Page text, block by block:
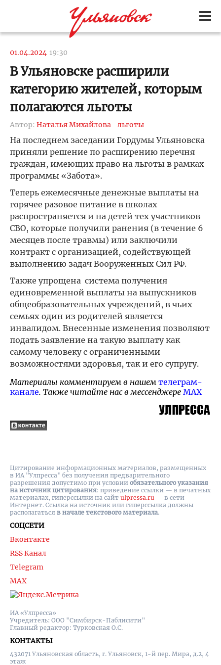
01.04.2024 19:30
В Ульяновске расширили
категорию жителей, которым
полагаются льготы
Автор: Наталья Михайлова льготы
На последнем заседании Гордумы Ульяновска
приняли решение по расширению перечня
граждан, имеющих право на льготы в рамках
программы «Забота».
Теперь ежемесячные денежные выплаты на
горячее разовое питание в школах
распространяется и на детей тех участников
СВО, которые получили ранения (в течение 6
месяцев после травмы) или заключили
контракт с организацией, содействующей
выполнению задач Вооруженных Сил РФ.
Также упрощена система получения
единовременной выплаты на выпускников
общеобразовательных учреждений, в чьих
семьях один из родителей является
инвалидом. Внесенные изменения позволяют
подать заявление на такую выплату как
самому человеку с ограниченными
возможностями здоровья, так и его супругу.
Материалы комментируем в нашем телеграм-
канале. Также читайте нас в мессенджере MAX
ИА «Улпресса»
Учредитель: ООО "Симбирск-Паблисити"
Главный редактор: Турковская О.С.
КОНТАКТЫ
432071 Ульяновская область, г. Ульяновск, 1-й пер. Мира, д.2, 4
этаж
СОЦСЕТИ
Вконтакте
RSS Канал
Telegram
MAX
Цитирование информационных материалов, размещенных
в ИА "Улпресса" без получения предварительного
разрешения допустимо при условии обязательного указания
на источник цитирования: приведение ссылки — в печатных
материалах, гиперссылки на cайт ulpressa.ru — в сети
Интернет. Ссылка на источник или гиперссылка должны
располагаться в начале текстового материала.